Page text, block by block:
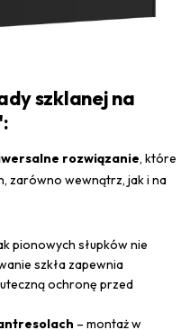
szklanej na
rozwiązanie, które
zarówno wewnątrz, jak i na
pionowych słupków nie
szkła zapewnia
ochronę przed
– montaż w